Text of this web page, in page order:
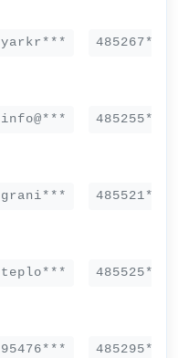
yarkr*** 485267***
info@*** 485255***
grani*** 485521***
teplo*** 485525***
95476*** 485295***